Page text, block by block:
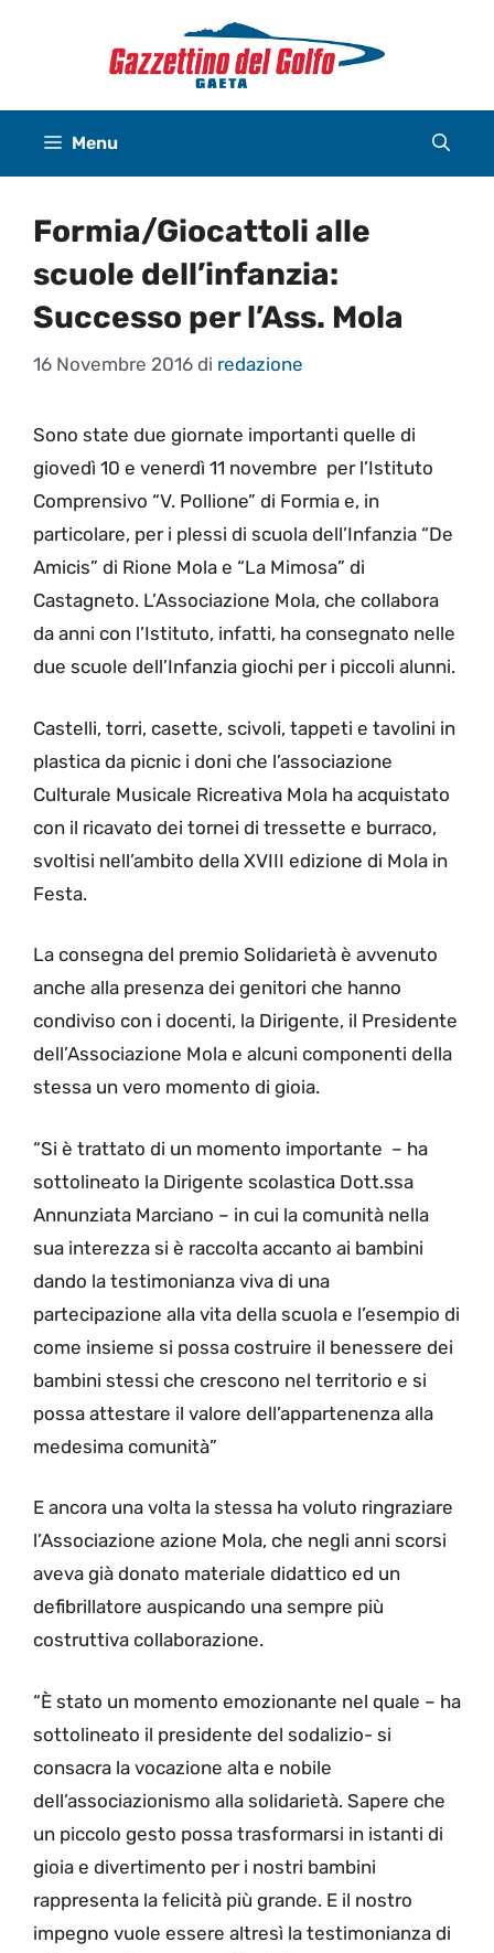
Menu
Formia/Giocattoli alle
scuole dell’infanzia:
Successo per l’Ass. Mola
16 Novembre 2016 di redazione
Sono state due giornate importanti quelle di
giovedì 10 e venerdì 11 novembre per l’Istituto
Comprensivo “V. Pollione” di Formia e, in
particolare, per i plessi di scuola dell’Infanzia “De
Amicis” di Rione Mola e “La Mimosa” di
Castagneto. L’Associazione Mola, che collabora
da anni con l’Istituto, infatti, ha consegnato nelle
due scuole dell’Infanzia giochi per i piccoli alunni.
Castelli, torri, casette, scivoli, tappeti e tavolini in
plastica da picnic i doni che l’associazione
Culturale Musicale Ricreativa Mola ha acquistato
con il ricavato dei tornei di tressette e burraco,
svoltisi nell’ambito della XVIII edizione di Mola in
Festa.
La consegna del premio Solidarietà è avvenuto
anche alla presenza dei genitori che hanno
condiviso con i docenti, la Dirigente, il Presidente
dell’Associazione Mola e alcuni componenti della
stessa un vero momento di gioia.
“Si è trattato di un momento importante – ha
sottolineato la Dirigente scolastica Dott.ssa
Annunziata Marciano – in cui la comunità nella
sua interezza si è raccolta accanto ai bambini
dando la testimonianza viva di una
partecipazione alla vita della scuola e l’esempio di
come insieme si possa costruire il benessere dei
bambini stessi che crescono nel territorio e si
possa attestare il valore dell’appartenenza alla
medesima comunità”
E ancora una volta la stessa ha voluto ringraziare
l’Associazione azione Mola, che negli anni scorsi
aveva già donato materiale didattico ed un
defibrillatore auspicando una sempre più
costruttiva collaborazione.
“È stato un momento emozionante nel quale – ha
sottolineato il presidente del sodalizio- si
consacra la vocazione alta e nobile
dell’associazionismo alla solidarietà. Sapere che
un piccolo gesto possa trasformarsi in istanti di
gioia e divertimento per i nostri bambini
rappresenta la felicità più grande. E il nostro
impegno vuole essere altresì la testimonianza di